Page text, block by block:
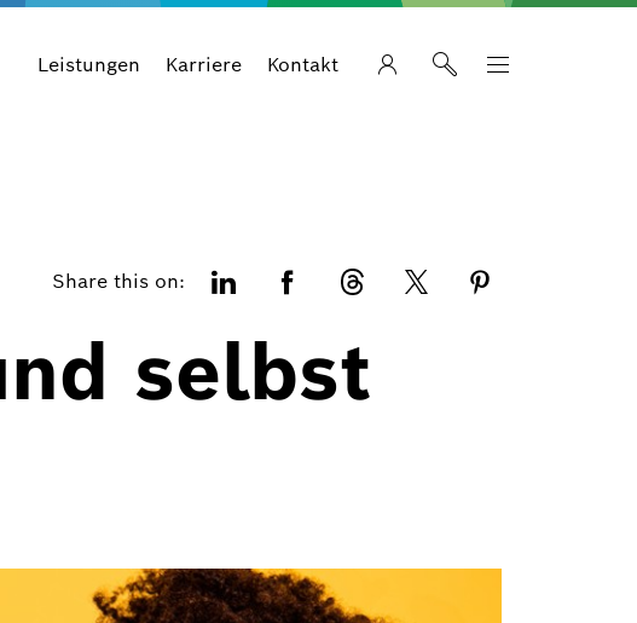
Leistungen Karriere Kontakt
Share this on:
selbst